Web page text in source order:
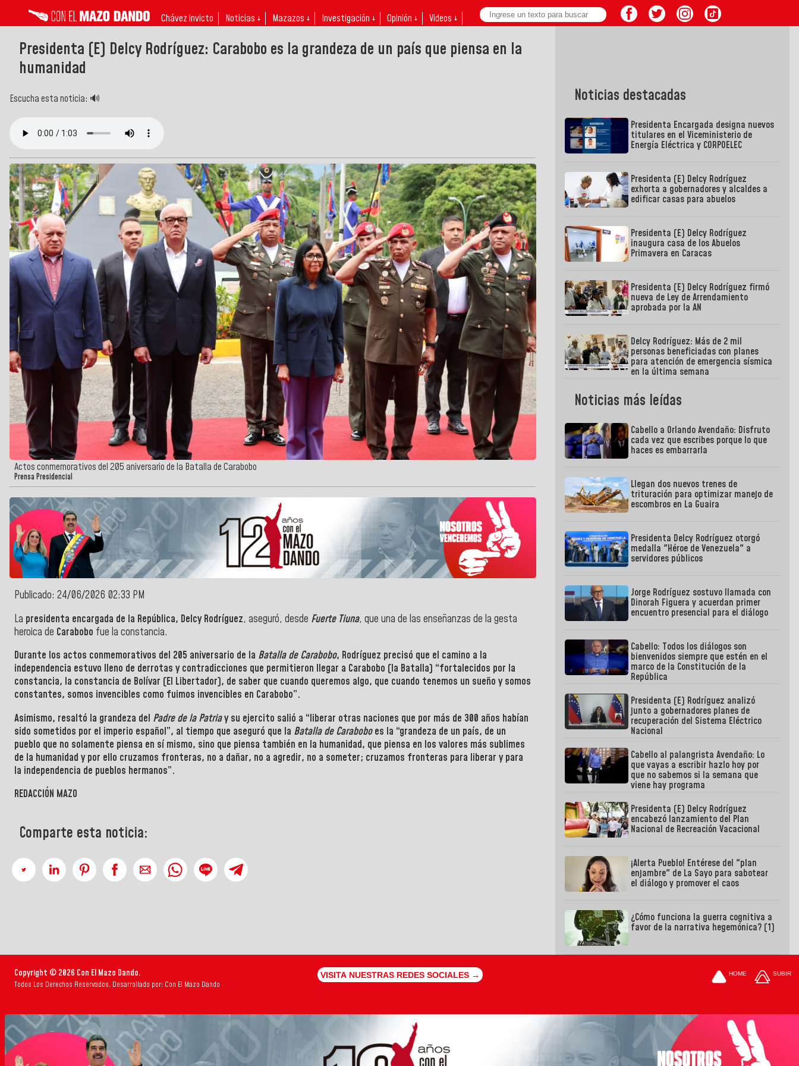
Chávez invicto Noticias ↓ Mazazos ↓ Investigación ↓ Opinión ↓ Videos ↓
Presidenta (E) Delcy Rodríguez: Carabobo es la grandeza de un país que piensa en la
humanidad
Escucha esta noticia: 🔊
Actos conmemorativos del 205 aniversario de la Batalla de Carabobo
Prensa Presidencial
Publicado: 24/06/2026 02:33 PM
La presidenta encargada de la República, Delcy Rodríguez, aseguró, desde Fuerte Tiuna, que una de las enseñanzas de la gesta
heroica de Carabobo fue la constancia.
Durante los actos conmemorativos del 205 aniversario de la Batalla de Carabobo, Rodríguez precisó que el camino a la
independencia estuvo lleno de derrotas y contradicciones que permitieron llegar a Carabobo (la Batalla) “fortalecidos por la
constancia, la constancia de Bolívar (El Libertador), de saber que cuando queremos algo, que cuando tenemos un sueño y somos
constantes, somos invencibles como fuimos invencibles en Carabobo”.
Asimismo, resaltó la grandeza del Padre de la Patriay su ejercito salió a “liberar otras naciones que por más de 300 años habían
sido sometidos por el imperio español”, al tiempo que aseguró que la Batalla de Carabobo es la “grandeza de un país, de un
pueblo que no solamente piensa en sí mismo, sino que piensa también en la humanidad, que piensa en los valores más sublimes
de la humanidad y por ello cruzamos fronteras, no a dañar, no a agredir, no a someter; cruzamos fronteras para liberar y para
la independencia de pueblos hermanos”.
REDACCIÓN MAZO
Comparte esta noticia:
Noticias destacadas
Presidenta Encargada designa nuevos
titulares en el Viceministerio de
Energía Eléctrica y CORPOELEC
Presidenta (E) Delcy Rodríguez
exhorta a gobernadores y alcaldes a
edificar casas para abuelos
Presidenta (E) Delcy Rodríguez
inaugura casa de los Abuelos
Primavera en Caracas
Presidenta (E) Delcy Rodríguez firmó
nueva de Ley de Arrendamiento
aprobada por la AN
Delcy Rodríguez: Más de 2 mil
personas beneficiadas con planes
para atención de emergencia sísmica
en la última semana
Noticias más leídas
Cabello a Orlando Avendaño: Disfruto
cada vez que escribes porque lo que
haces es embarrarla
Llegan dos nuevos trenes de
trituración para optimizar manejo de
escombros en La Guaira
Presidenta Delcy Rodríguez otorgó
medalla "Héroe de Venezuela" a
servidores públicos
Jorge Rodríguez sostuvo llamada con
Dinorah Figuera y acuerdan primer
encuentro presencial para el diálogo
Cabello: Todos los diálogos son
bienvenidos siempre que estén en el
marco de la Constitución de la
República
Presidenta (E) Rodríguez analizó
junto a gobernadores planes de
recuperación del Sistema Eléctrico
Nacional
Cabello al palangrista Avendaño: Lo
que vayas a escribir hazlo hoy por
que no sabemos si la semana que
viene hay programa
Presidenta (E) Delcy Rodríguez
encabezó lanzamiento del Plan
Nacional de Recreación Vacacional
¡Alerta Pueblo! Entérese del "plan
enjambre" de La Sayo para sabotear
el diálogo y promover el caos
¿Cómo funciona la guerra cognitiva a
favor de la narrativa hegemónica? (1)
Copyright © 2026 Con El Mazo Dando.
Todos Los Derechos Reservados. Desarrollado por: Con El Mazo Dando
VISITA NUESTRAS REDES SOCIALES → HOME SUBIR